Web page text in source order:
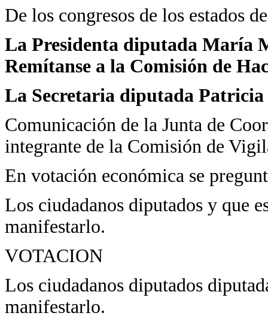
De los congresos de los estados
La Presidenta diputada María
Remítanse a la Comisión de
La Secretaria diputada
Comunicación de la Junta de
integrante de la Comisión de
En votación económica se
Los ciudadanos diputados y que
manifestarlo.
VOTACION
Los ciudadanos diputados
manifestarlo.